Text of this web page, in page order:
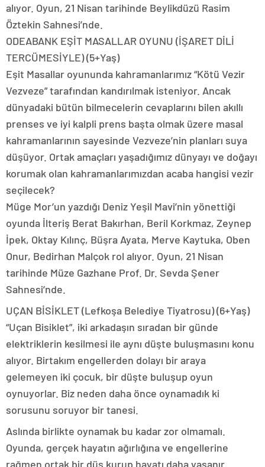
alıyor. Oyun, 21 Nisan tarihinde Beylikdüzü Rasim
Öztekin Sahnesi’nde.
ODEABANK EŞİT MASALLAR OYUNU (İŞARET DİLİ
TERCÜMESİYLE) (5+Yaş)
Eşit Masallar oyununda kahramanlarımız “Kötü Vezir
Vezveze” tarafından kandırılmak isteniyor. Ancak
dünyadaki bütün bilmecelerin cevaplarını bilen akıllı
prenses ve iyi kalpli prens başta olmak üzere masal
kahramanlarının sayesinde Vezveze’nin planları suya
düşüyor. Ortak amaçları yaşadığımız dünyayı ve doğayı
korumak olan kahramanlarımızdan acaba hangisi vezir
seçilecek?
Müge Mor’un yazdığı Deniz Yeşil Mavi’nin yönettiği
oyunda İlteriş Berat Bakırhan, Beril Korkmaz, Zeynep
İpek, Oktay Kılınç, Büşra Ayata, Merve Kaytuka, Oben
Onur, Bedirhan Malçok rol alıyor. Oyun, 21 Nisan
tarihinde Müze Gazhane Prof. Dr. Sevda Şener
Sahnesi’nde.
UÇAN BİSİKLET (Lefkoşa Belediye Tiyatrosu) (6+Yaş)
“Uçan Bisiklet”, iki arkadaşın sıradan bir günde
elektriklerin kesilmesi ile aynı düşte buluşmasını konu
alıyor. Birtakım engellerden dolayı bir araya
gelemeyen iki çocuk, bir düşte buluşup oyun
oynuyorlar. Biz neden daha önce oynamadık ki
sorusunu soruyor bir tanesi.
Aslında birlikte oynamak bu kadar zor olmamalı.
Oyunda, gerçek hayatın ağırlığına ve engellerine
rağmen ortak bir düş kurup hayatı daha yaşanır